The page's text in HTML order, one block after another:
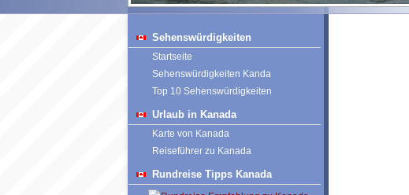
Sehenswürdigkeiten
Startseite
Sehenswürdigkeiten Kanda
Top 10 Sehenswürdigkeiten
Urlaub in Kanada
Karte von Kanada
Reiseführer zu Kanada
Rundreise Tipps Kanada